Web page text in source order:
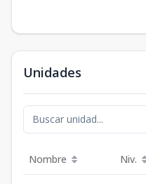
Unidades
Nombre Niv.